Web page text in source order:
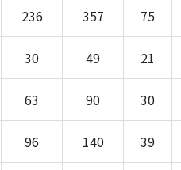
236 357 75
30 49 21
63 90 30
96 140 39